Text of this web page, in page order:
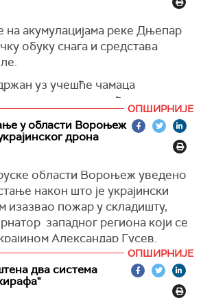
центар у коме су руски
опрему за тенкове и муницију.
је спаљена скупа руска
станица за ометање Р-330Ж
званичници.
на акумулацијама реке Дњепар
обуку снага и средстава
уз учешће чамаца
оквиру програма међународне
и у сарадњи са другим
снага Украјине",
Морнарица.
се наводи између осталог,
и способности
чамаца за извршавање
савременог рата са
ОПШИРНИЈЕ
у области Вороњеж
дрона
области Вороњеж уведено
након што је украјински
изазвао пожар у складишту,
западног региона који се
Александар Гусев.
рекао је Гусев додајући да
Подгоренског округа
ОПШИРНИЈЕ
два система